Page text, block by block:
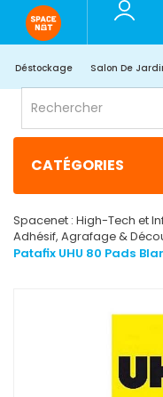
Déstockage Salon De
CATÉGORIES
Spacenet : High-Tech et
Adhésif, Agrafage &
Patafix UHU 80 Pads